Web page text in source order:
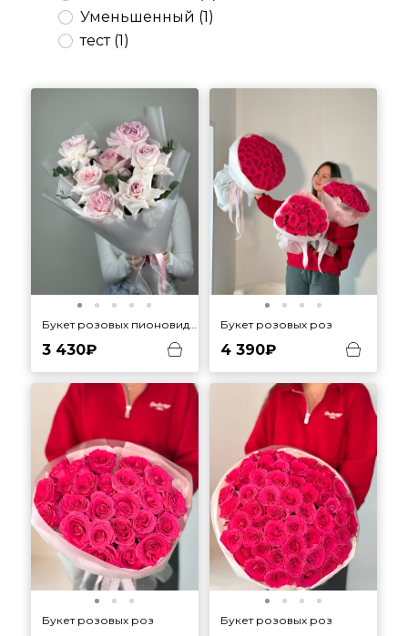
Уменьшенный (1)
тест (1)
Букет розовых пионовидных роз
3 430₽
Букет розовых роз
4 390₽
Букет розовых роз Букет розовых роз